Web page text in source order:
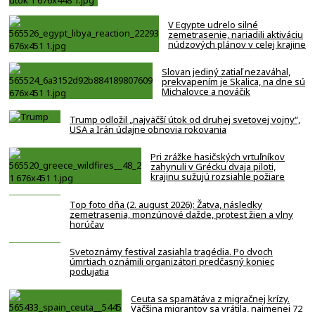
V Egypte udrelo silné
zemetrasenie, nariadili aktiváciu
núdzových plánov v celej krajine
Slovan jediný zatiaľ nezaváhal,
prekvapením je Skalica, na dne sú
Michalovce a nováčik
Trump odložil „najväčší útok od druhej svetovej vojny“,
USA a Irán údajne obnovia rokovania
Pri zrážke hasičských vrtuľníkov
zahynuli v Grécku dvaja piloti,
krajinu sužujú rozsiahle požiare
Top foto dňa (2. august 2026): Žatva, následky
zemetrasenia, monzúnové dažde, protest žien a vlny
horúčav
Svetoznámy festival zasiahla tragédia. Po dvoch
úmrtiach oznámili organizátori predčasný koniec
podujatia
Ceuta sa spamätáva z migračnej krízy.
Väčšina migrantov sa vrátila, najmenej 72